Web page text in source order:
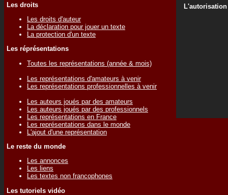
Les droits
Les droits d'auteur
La déclaration pour jouer un texte
La protection d'un texte
Les réprésentations
Toutes les représentations (année & mois)
Les représentations d'amateurs à venir
Les représentations professionnelles à venir
Les auteurs joués par des amateurs
Les auteurs joués par des professionnels
Les représentations en France
Les représentations dans le monde
L'ajout d'une représentation
Le reste du monde
Les annonces
Les liens
Les textes non francophones
Les tutoriels vidéo
L'autorisation